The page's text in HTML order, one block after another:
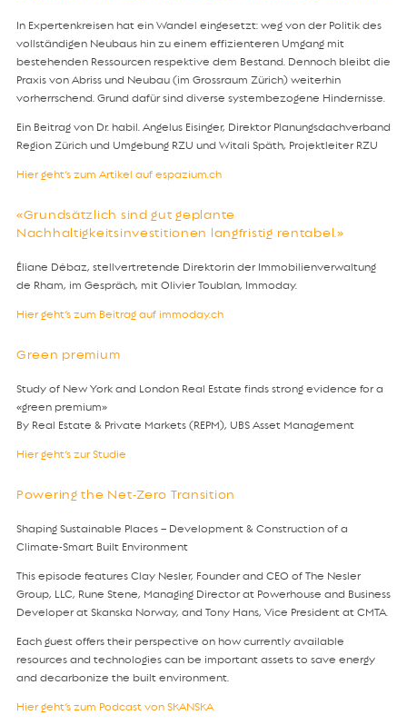
In Expertenkreisen hat ein Wandel eingesetzt: weg von der Politik des
vollständigen Neubaus hin zu einem effizienteren Umgang mit
bestehenden Ressourcen respektive dem Bestand. Dennoch bleibt die
Praxis von Abriss und Neubau (im Grossraum Zürich) weiterhin
vorherrschend. Grund dafür sind diverse systembezogene Hindernisse.
Ein Beitrag von Dr. habil. Angelus Eisinger, Direktor Planungsdachverband
Region Zürich und Umgebung RZU und Witali Späth, Projektleiter RZU
Hier geht’s zum Artikel auf espazium.ch
«Grundsätzlich sind gut geplante
Nachhaltigkeitsinvestitionen langfristig rentabel.»
Éliane Débaz, stellvertretende Direktorin der Immobilienverwaltung
de Rham, im Gespräch, mit Olivier Toublan, Immoday.
Hier geht’s zum Beitrag auf immoday.ch
Green premium
Study of New York and London Real Estate finds strong evidence for a
«green premium»
By Real Estate & Private Markets (REPM), UBS Asset Management
Hier geht’s zur Studie
Powering the Net-Zero Transition
Shaping Sustainable Places – Development & Construction of a
Climate-Smart Built Environment
This episode features Clay Nesler, Founder and CEO of The Nesler
Group, LLC, Rune Stene, Managing Director at Powerhouse and Business
Developer at Skanska Norway, and Tony Hans, Vice President at CMTA.
Each guest offers their perspective on how currently available
resources and technologies can be important assets to save energy
and decarbonize the built environment.
Hier geht’s zum Podcast von SKANSKA